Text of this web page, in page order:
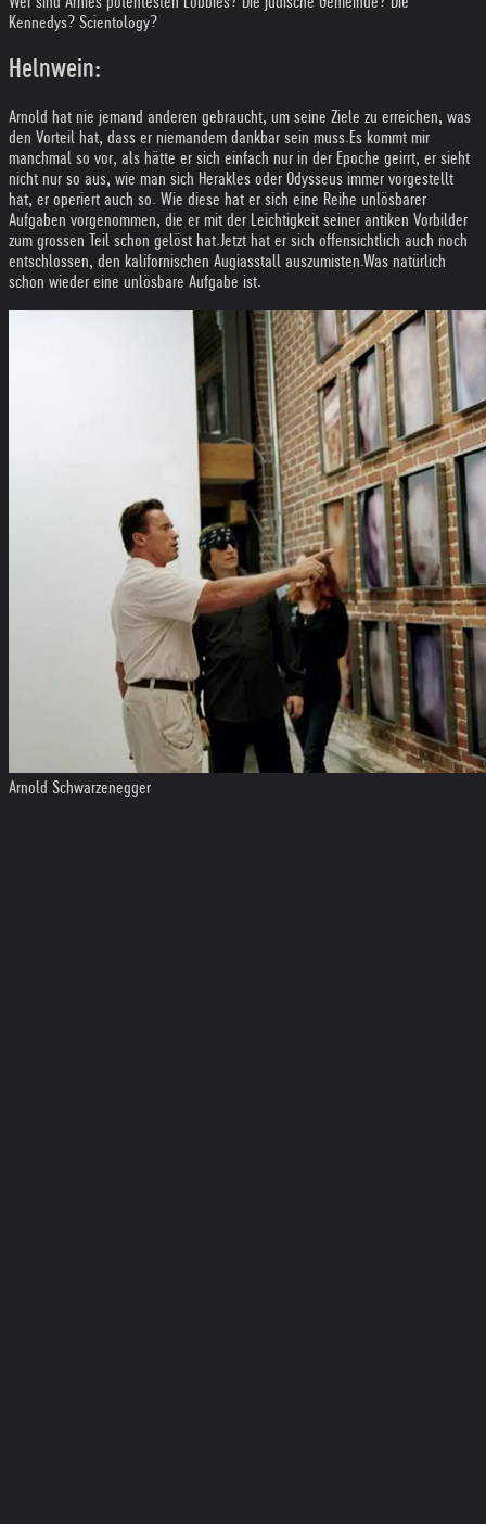
Kennedys? Scientology?
Helnwein:
Arnold hat nie jemand anderen gebraucht, um seine Ziele zu erreichen, was
den Vorteil hat, dass er niemandem dankbar sein muss.Es kommt mir
manchmal so vor, als hätte er sich einfach nur in der Epoche geirrt, er sieht
nicht nur so aus, wie man sich Herakles oder Odysseus immer vorgestellt
hat, er operiert auch so. Wie diese hat er sich eine Reihe unlösbarer
Aufgaben vorgenommen, die er mit der Leichtigkeit seiner antiken Vorbilder
zum grossen Teil schon gelöst hat.Jetzt hat er sich offensichtlich auch noch
entschlossen, den kalifornischen Augiasstall auszumisten.Was natürlich
schon wieder eine unlösbare Aufgabe ist.
Arnold Schwarzenegger